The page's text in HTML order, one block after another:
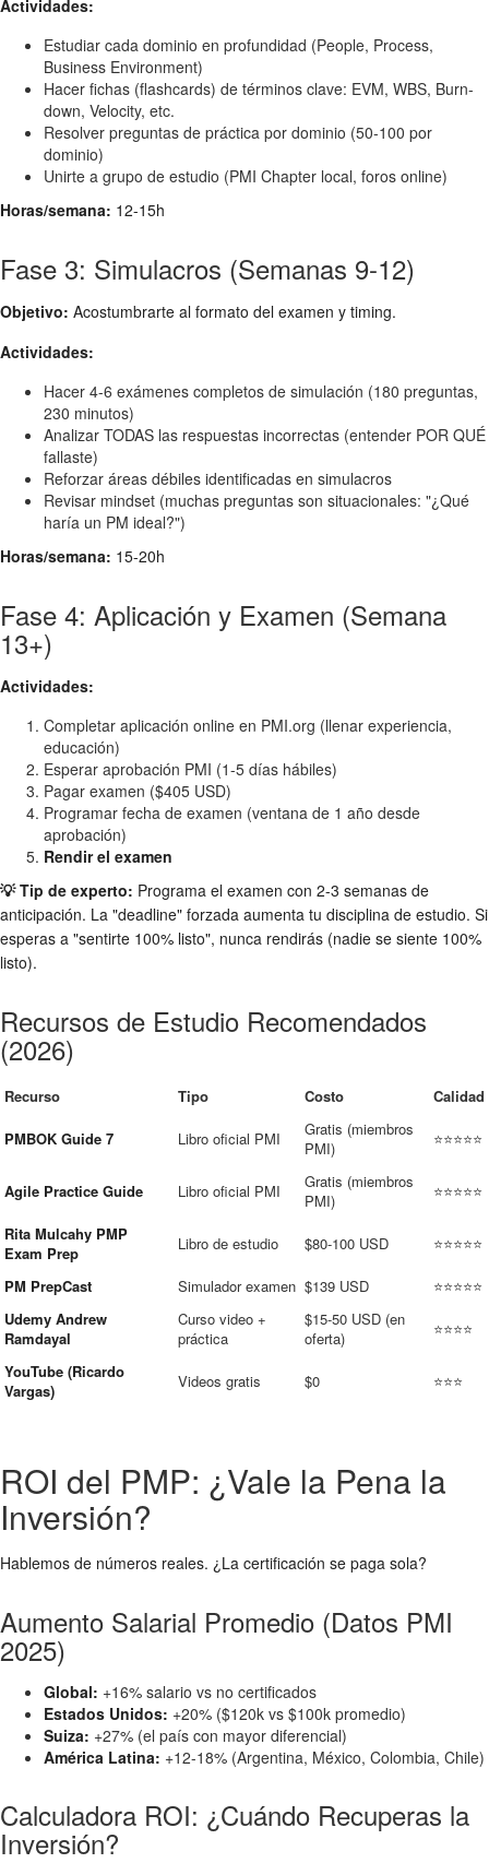
Actividades:
Estudiar cada dominio en profundidad (People, Process,
Business Environment)
Hacer fichas (flashcards) de términos clave: EVM, WBS, Burn-
down, Velocity, etc.
Resolver preguntas de práctica por dominio (50-100 por
dominio)
Unirte a grupo de estudio (PMI Chapter local, foros online)
Horas/semana: 12-15h
Fase 3: Simulacros (Semanas 9-12)
Objetivo: Acostumbrarte al formato del examen y timing.
Actividades:
Hacer 4-6 exámenes completos de simulación (180 preguntas,
230 minutos)
Analizar TODAS las respuestas incorrectas (entender POR QUÉ
fallaste)
Reforzar áreas débiles identificadas en simulacros
Revisar mindset (muchas preguntas son situacionales: "¿Qué
haría un PM ideal?")
Horas/semana: 15-20h
Fase 4: Aplicación y Examen (Semana
13+)
Actividades:
Completar aplicación online en PMI.org (llenar experiencia,
educación)
Esperar aprobación PMI (1-5 días hábiles)
Pagar examen ($405 USD)
Programar fecha de examen (ventana de 1 año desde
aprobación)
Rendir el examen
💡 Tip de experto: Programa el examen con 2-3 semanas de
anticipación. La "deadline" forzada aumenta tu disciplina de estudio. Si
esperas a "sentirte 100% listo", nunca rendirás (nadie se siente 100%
listo).
Recursos de Estudio Recomendados
(2026)
Recurso Tipo Costo Calidad
PMBOK Guide 7 Libro oficial PMI
Gratis (miembros
PMI)
⭐⭐⭐⭐⭐
Agile Practice Guide Libro oficial PMI
Gratis (miembros
PMI)
⭐⭐⭐⭐⭐
Rita Mulcahy PMP
Exam Prep
Libro de estudio $80-100 USD ⭐⭐⭐⭐⭐
PM PrepCast Simulador examen $139 USD
⭐⭐⭐⭐⭐
Udemy Andrew
Ramdayal
Curso video +
práctica
$15-50 USD (en
oferta)
⭐⭐⭐⭐
YouTube (Ricardo
Vargas)
Videos gratis $0 ⭐⭐⭐
ROI del PMP: ¿Vale la Pena la
Inversión?
Hablemos de números reales. ¿La certificación se paga sola?
Aumento Salarial Promedio (Datos PMI
2025)
Global: +16% salario vs no certificados
Estados Unidos: +20% ($120k vs $100k promedio)
Suiza: +27% (el país con mayor diferencial)
América Latina: +12-18% (Argentina, México, Colombia, Chile)
Calculadora ROI: ¿Cuándo Recuperas la
Inversión?